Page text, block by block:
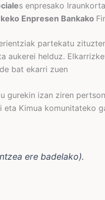
s enpresako
Enpresen Bankako
partekatu
aukerei helduz.
bat ekarri zuen
gurekin izan ziren
eta Kimua komunitateko
ere badelako).